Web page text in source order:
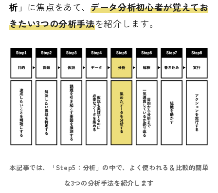
析」 に焦点をあて、データ分析初心者が覚えてお
きたい3つの分析手法を紹介します。
本記事では、「Step5：分析」の中で、よく使われる＆比較的簡単
な3つの分析手法を紹介します